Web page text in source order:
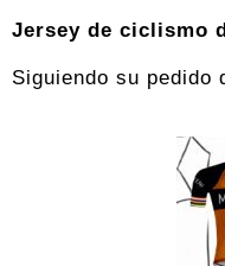
Jersey de ciclismo
Siguiendo su pedido